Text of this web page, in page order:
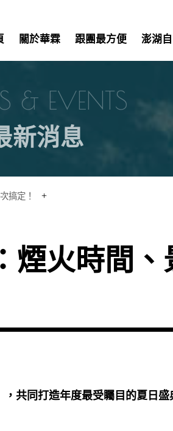
關於華霖 跟團最方便 澎湖
& EVENTS
新消息
搞定！ +
煙火時間
，共同打造年度最受矚目的夏日